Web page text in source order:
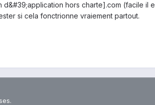
hors charte].com (facile
si cela fonctrionne vraiement partout.